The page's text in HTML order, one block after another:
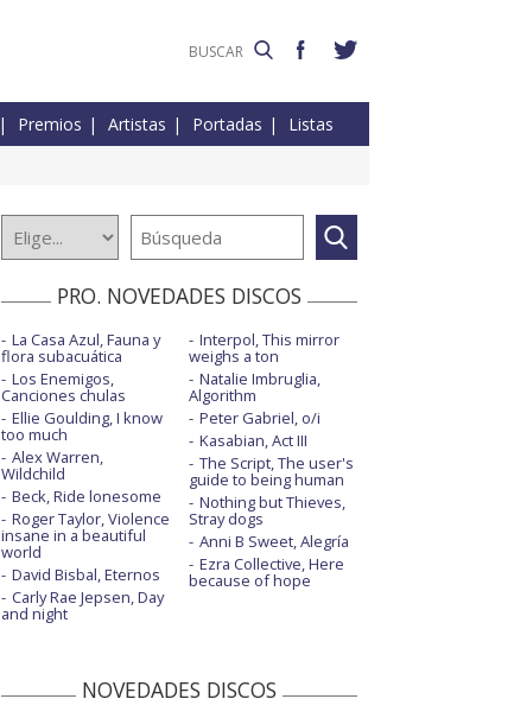
Premios Artistas Portadas Listas
PRO. NOVEDADES DISCOS
La Casa Azul, Fauna y
flora subacuática
Los Enemigos,
Canciones chulas
Ellie Goulding, I know
too much
Alex Warren,
Wildchild
Beck, Ride lonesome
Roger Taylor, Violence
insane in a beautiful
world
David Bisbal, Eternos
Carly Rae Jepsen, Day
and night
Interpol, This mirror
weighs a ton
Natalie Imbruglia,
Algorithm
Peter Gabriel, o/i
Kasabian, Act III
The Script, The user's
guide to being human
Nothing but Thieves,
Stray dogs
Anni B Sweet, Alegría
Ezra Collective, Here
because of hope
NOVEDADES DISCOS